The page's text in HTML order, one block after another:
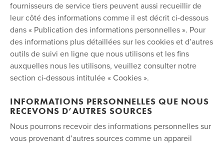
fournisseurs de service tiers peuvent aussi recueillir de
leur côté des informations comme il est décrit ci-dessous
dans « Publication des informations personnelles ». Pour
des informations plus détaillées sur les cookies et d’autres
outils de suivi en ligne que nous utilisons et les fins
auxquelles nous les utilisons, veuillez consulter notre
section ci-dessous intitulée « Cookies ».
INFORMATIONS PERSONNELLES QUE NOUS
RECEVONS D’AUTRES SOURCES
Nous pourrons recevoir des informations personnelles sur
vous provenant d’autres sources comme un appareil